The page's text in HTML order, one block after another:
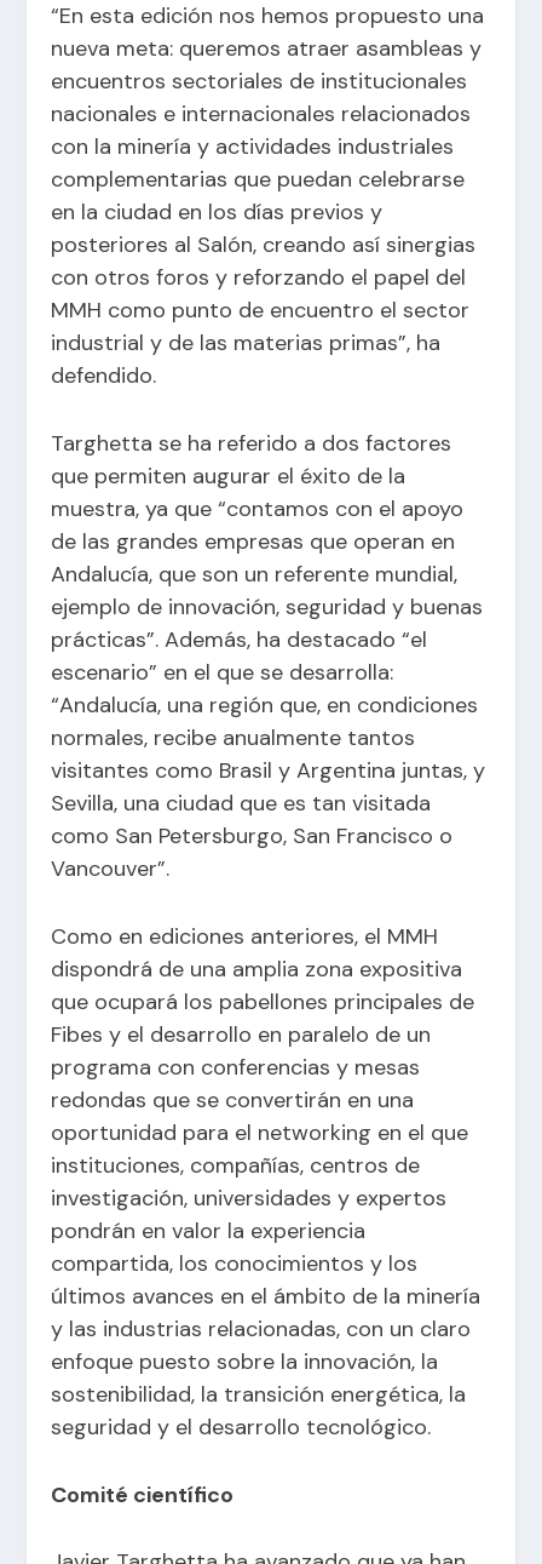
“En esta edición nos hemos propuesto una
nueva meta: queremos atraer asambleas y
encuentros sectoriales de institucionales
nacionales e internacionales relacionados
con la minería y actividades industriales
complementarias que puedan celebrarse
en la ciudad en los días previos y
posteriores al Salón, creando así sinergias
con otros foros y reforzando el papel del
MMH como punto de encuentro el sector
industrial y de las materias primas”, ha
defendido.
Targhetta se ha referido a dos factores
que permiten augurar el éxito de la
muestra, ya que “contamos con el apoyo
de las grandes empresas que operan en
Andalucía, que son un referente mundial,
ejemplo de innovación, seguridad y buenas
prácticas”. Además, ha destacado “el
escenario” en el que se desarrolla:
“Andalucía, una región que, en condiciones
normales, recibe anualmente tantos
visitantes como Brasil y Argentina juntas, y
Sevilla, una ciudad que es tan visitada
como San Petersburgo, San Francisco o
Vancouver”.
Como en ediciones anteriores, el MMH
dispondrá de una amplia zona expositiva
que ocupará los pabellones principales de
Fibes y el desarrollo en paralelo de un
programa con conferencias y mesas
redondas que se convertirán en una
oportunidad para el networking en el que
instituciones, compañías, centros de
investigación, universidades y expertos
pondrán en valor la experiencia
compartida, los conocimientos y los
últimos avances en el ámbito de la minería
y las industrias relacionadas, con un claro
enfoque puesto sobre la innovación, la
sostenibilidad, la transición energética, la
seguridad y el desarrollo tecnológico.
Comité científico